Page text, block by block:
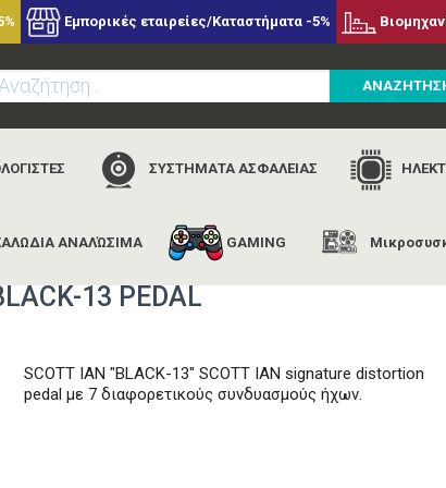
Εμπορικές εταιρείες/Καταστήματα -5%
ΣΥΣΤΗΜΑΤΑ ΑΣΦΑΛΕΙΑΣ
ΑΝΑΛΏΣΙΜΑ GAMING
εταιρίες digitech digitech black-13 scott ian black-
13 PEDAL
SCOTT IAN "BLACK-13" SCOTT IAN signature distortion
pedal με 7 διαφορετικούς συνδυασμούς ήχων.